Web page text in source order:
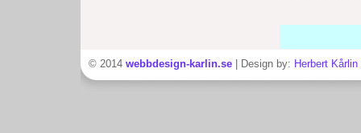
© 2014 webbdesign-karlin.se | Design by: Herbert Kårlin